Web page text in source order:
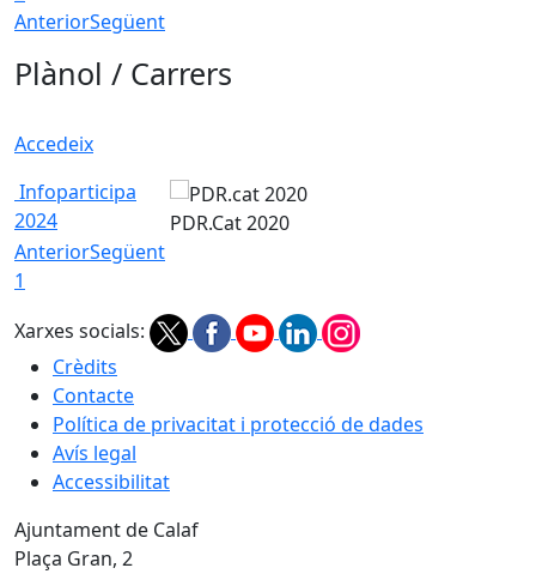
AnteriorSegüent
Plànol / Carrers
Accedeix
Infoparticipa
2024
PDR.Cat 2020
AnteriorSegüent
1
Xarxes socials:
Crèdits
Contacte
Política de privacitat i protecció de dades
Avís legal
Accessibilitat
Ajuntament de Calaf
Plaça Gran, 2